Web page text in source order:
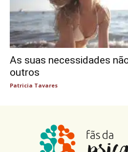
As suas necessidades
outros
Patricia Tavares